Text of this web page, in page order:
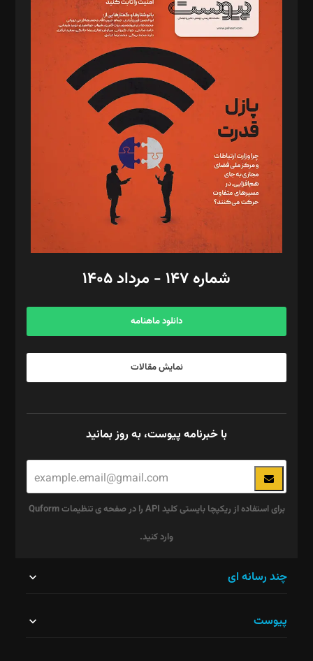
د‌بیر خدمت و تجارت: ابوالفضل رجبی
د‌بیر حقوق فناوری: حسام‌الدین ایپکچی
د‌بیر پیوست جهان: مینا پاکدل
د‌بیر تحریریه آنلاین: بابک نقاش
تحریریه‌: مجتبی محمود‌ی، آرش برهمند، یسنا امان‌پور، سروش کرمیان،
مصطفی مسجدی آرانی، ابوالفضل رجبی، زهرا فکرانه، فائزه فتحی
رستمی،مصطفی باستان
ویرایش: نگار استاد‌‌آقا
طراح یونیفرم: مجید توکلی
فیلمبرداری و عکاسی: امیر شفیعی، مانی لطفی زاده
گرافیک و صفحه‌آرایی: سید‌سبحان‌علی ثابت
مد‌یر توسعه تجاری: کامبیز برید‌
امور مالی: شاپور رهبری، محمد‌ کاظمی‌نیا
آگهی و مشترکین: ۰۹۱۹۹۹۹۰۴۵۴
شماره ۱۴۷ - مرداد ۱۴۰۵
دانلود ماهنامه
نمایش مقالات
با خبرنامه پیوست، به روز بمانید
برای استفاده از ریکپچا بایستی کلید API را در صفحه ی تنظیمات Quform
وارد کنید.
نباید
چند رسانه ای
پیوست